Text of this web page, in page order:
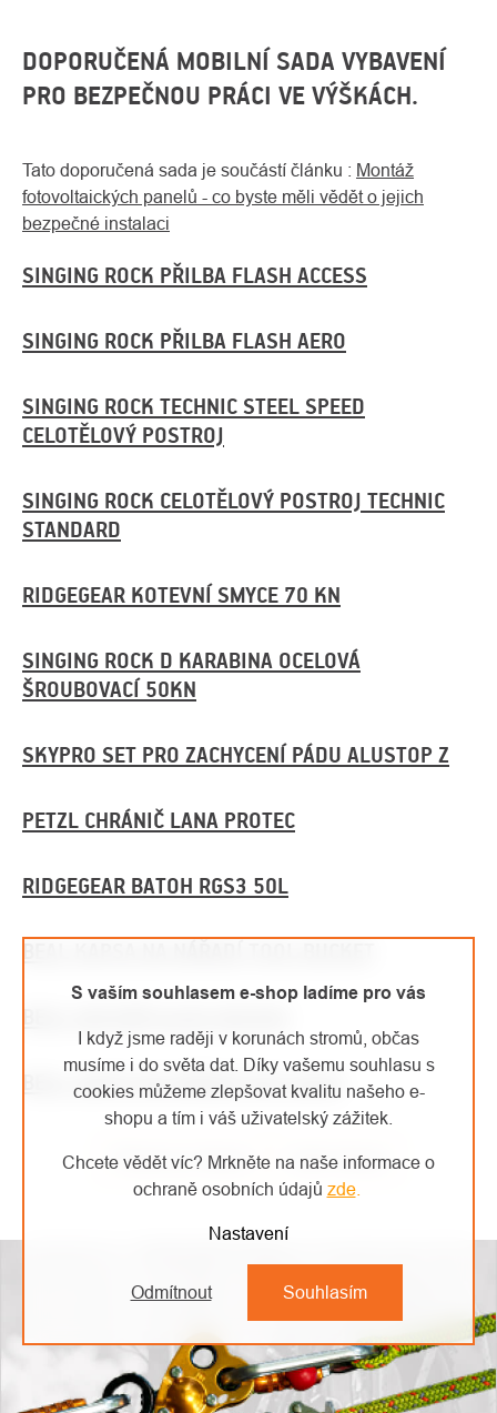
S vaším souhlasem e-shop ladíme pro vás
I když jsme raději v korunách stromů, občas
musíme i do světa dat. Díky vašemu souhlasu s
cookies můžeme zlepšovat kvalitu našeho e-
shopu a tím i váš uživatelský zážitek.
Chcete vědět víc? Mrkněte na naše informace o
ochraně osobních údajů zde.
Nastavení
Odmítnout Souhlasím
DOPORUČENÁ MOBILNÍ SADA VYBAVENÍ
PRO BEZPEČNOU PRÁCI VE VÝŠKÁCH.
Tato doporučená sada je součástí článku : Montáž
fotovoltaických panelů - co byste měli vědět o jejich
bezpečné instalaci
SINGING ROCK PŘILBA FLASH ACCESS
SINGING ROCK PŘILBA FLASH AERO
SINGING ROCK TECHNIC STEEL SPEED
CELOTĚLOVÝ POSTROJ
SINGING ROCK CELOTĚLOVÝ POSTROJ TECHNIC
STANDARD
RIDGEGEAR KOTEVNÍ SMYCE 70 KN
SINGING ROCK D KARABINA OCELOVÁ
ŠROUBOVACÍ 50KN
SKYPRO SET PRO ZACHYCENÍ PÁDU ALUSTOP Z
PETZL CHRÁNIČ LANA PROTEC
RIDGEGEAR BATOH RGS3 50L
BEAL SMYCE NA NÁŘADÍ AIR LEASH
Předchozí článek Další článek